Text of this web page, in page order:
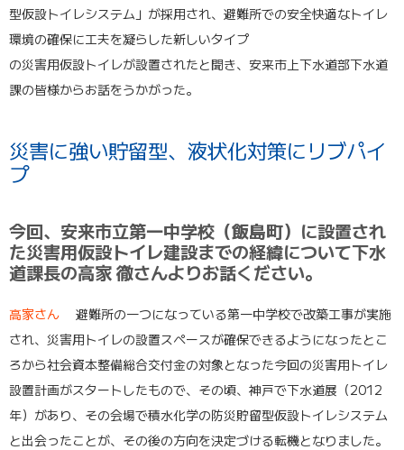
型仮設トイレシステム」が採用され、避難所での安全快適なトイレ
環境の確保に工夫を凝らした新しいタイプ
の災害用仮設トイレが設置されたと聞き、安来市上下水道部下水道
課の皆様からお話をうかがった。
災害に強い貯留型、液状化対策にリブパイ
プ
今回、安来市立第一中学校（飯島町）に設置され
た災害用仮設トイレ建設までの経緯について下水
道課長の高家 徹さんよりお話ください。
高家さん 避難所の一つになっている第一中学校で改築工事が実施
され、災害用トイレの設置スペースが確保できるようになったとこ
ろから社会資本整備総合交付金の対象となった今回の災害用トイレ
設置計画がスタートしたもので、その頃、神戸で下水道展（2012
年）があり、その会場で積水化学の防災貯留型仮設トイレシステム
と出会ったことが、その後の方向を決定づける転機となりました。